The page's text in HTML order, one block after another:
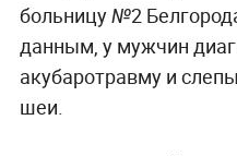
больницу №2
данным, у мужчин
акубаротравму и
шеи.